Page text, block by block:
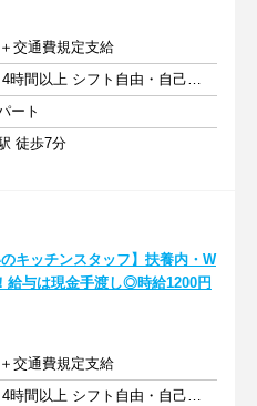
交通費規定支給
週2日以上 1日4時間以上 シフト自由・自己申告
ート
徒歩7分
のキッチンスタッフ】扶養内・W
給与は現金手渡し◎時給1200円
交通費規定支給
週2日以上 1日4時間以上 シフト自由・自己申告